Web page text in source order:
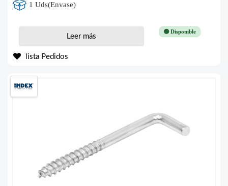
1 Uds(Envase)
🟢 Disponible
Leer más
lista Pedidos